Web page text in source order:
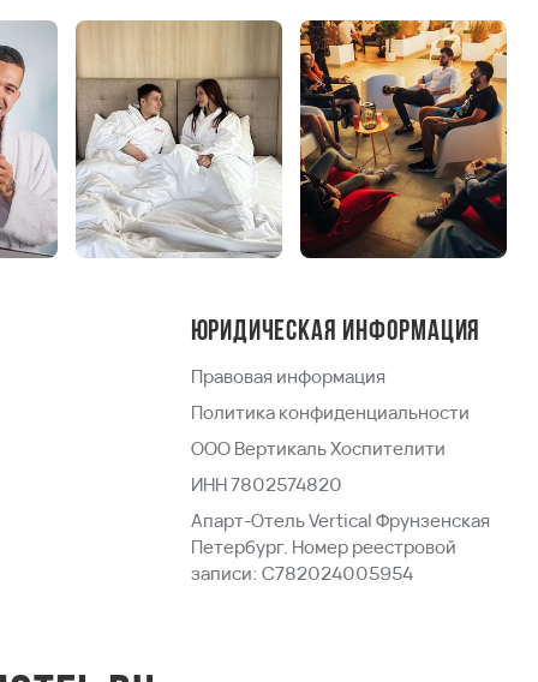
Юридическая информация
Правовая информация
Политика конфиденциальности
ООО Вертикаль Хоспителити
ИНН 7802574820
Апарт-Отель Vertical Фрунзенская
Петербург. Номер реестровой
записи: С782024005954